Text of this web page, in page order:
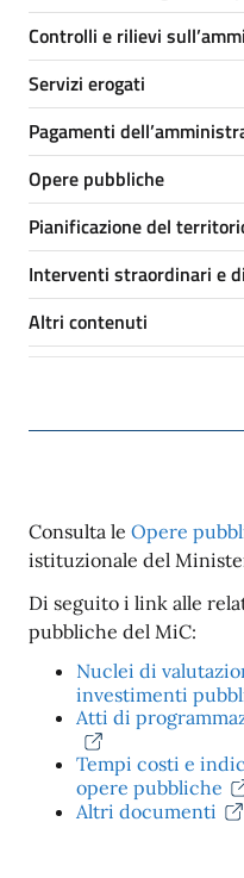
Controlli e rilievi
Servizi erogati
Pagamenti
Opere pubbliche
Pianificazione del
Interventi straordinari e
Altri contenuti
Consulta le Opere
istituzionale del
Di seguito i link alle
pubbliche del MiC:
Nuclei di
investimenti
Atti di
Tempi costi e
opere pubbliche
Altri documenti